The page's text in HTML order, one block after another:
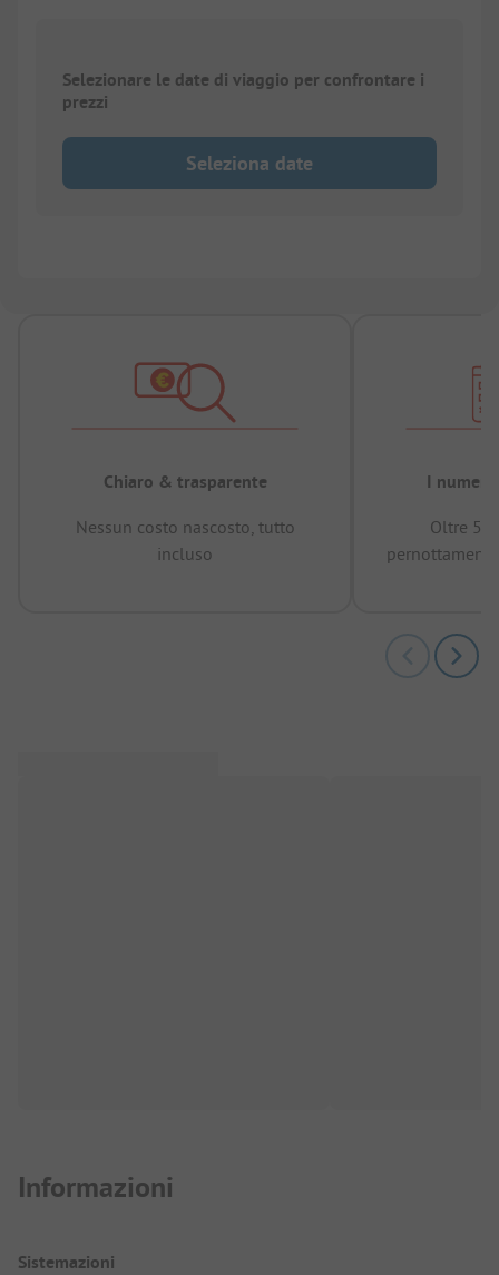
Selezionare le date di viaggio per confrontare i
prezzi
Seleziona date
Chiaro & trasparente
Nessun costo nascosto, tutto
incluso
I numeri
Oltre
Informazioni
Sistemazioni